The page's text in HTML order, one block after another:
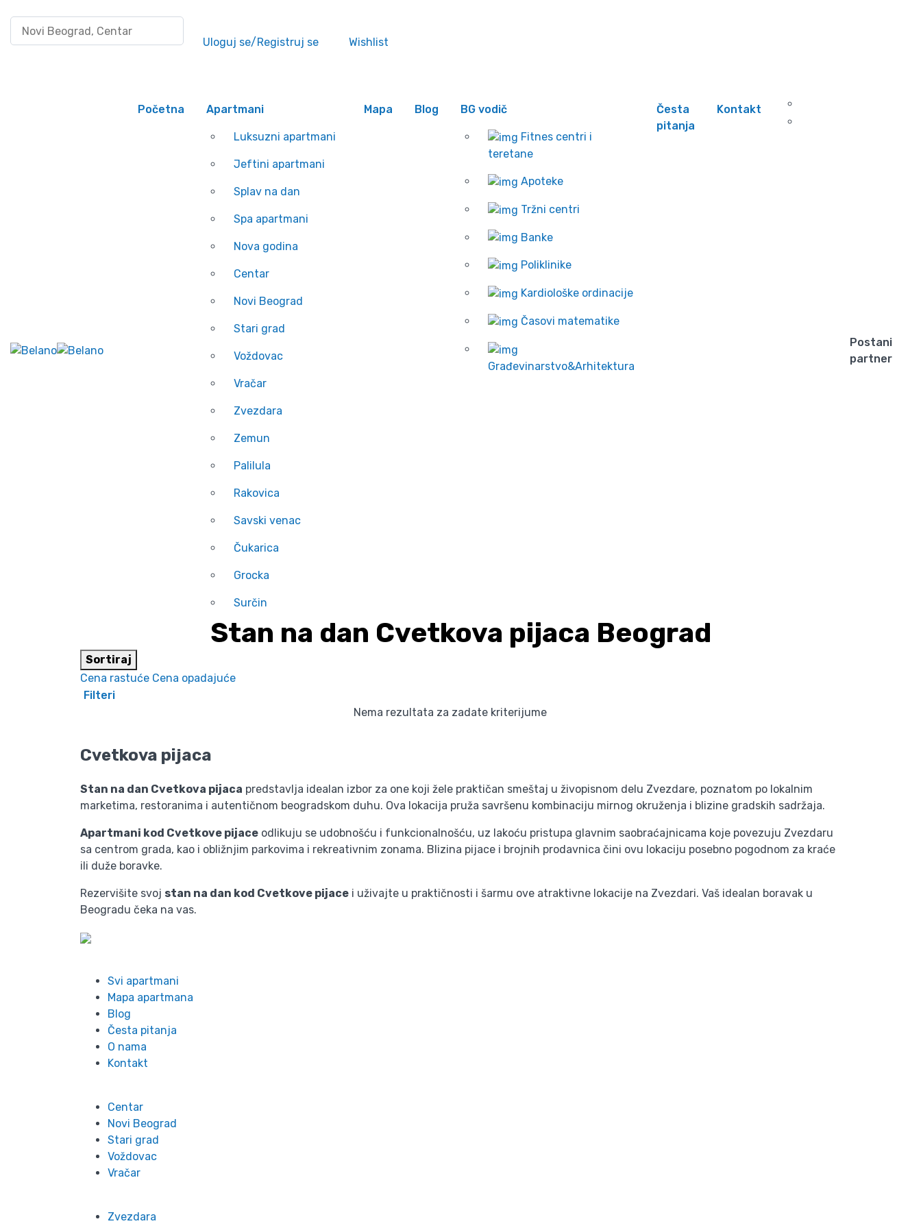
Uloguj se/Registruj se Wishlist
Početna Apartmani
Luksuzni apartmani
Jeftini apartmani
Splav na dan
Spa apartmani
Nova godina
Centar
Novi Beograd
Stari grad
Voždovac
Vračar
Zvezdara
Zemun
Palilula
Rakovica
Savski venac
Čukarica
Grocka
Surčin
Mapa Blog BG vodič
Fitnes centri i
teretane
Apoteke
Tržni centri
Banke
Poliklinike
Kardiološke ordinacije
Časovi matematike
Građevinarstvo&Arhitektura
Česta
pitanja
Kontakt
Postani
partner
Stan na dan Cvetkova pijaca Beograd
Sortiraj
Cena rastuće Cena opadajuće
Filteri
Nema rezultata za zadate kriterijume
Cvetkova pijaca
Stan na dan Cvetkova pijaca predstavlja idealan izbor za one koji žele praktičan smeštaj u živopisnom delu Zvezdare, poznatom po lokalnim
marketima, restoranima i autentičnom beogradskom duhu. Ova lokacija pruža savršenu kombinaciju mirnog okruženja i blizine gradskih sadržaja.
Apartmani kod Cvetkove pijace odlikuju se udobnošću i funkcionalnošću, uz lakoću pristupa glavnim saobraćajnicama koje povezuju Zvezdaru
sa centrom grada, kao i obližnjim parkovima i rekreativnim zonama. Blizina pijace i brojnih prodavnica čini ovu lokaciju posebno pogodnom za kraće
ili duže boravke.
Rezervišite svoj stan na dan kod Cvetkove pijace i uživajte u praktičnosti i šarmu ove atraktivne lokacije na Zvezdari. Vaš idealan boravak u
Beogradu čeka na vas.
Svi apartmani
Mapa apartmana
Blog
Česta pitanja
O nama
Kontakt
Centar
Novi Beograd
Stari grad
Voždovac
Vračar
Zvezdara